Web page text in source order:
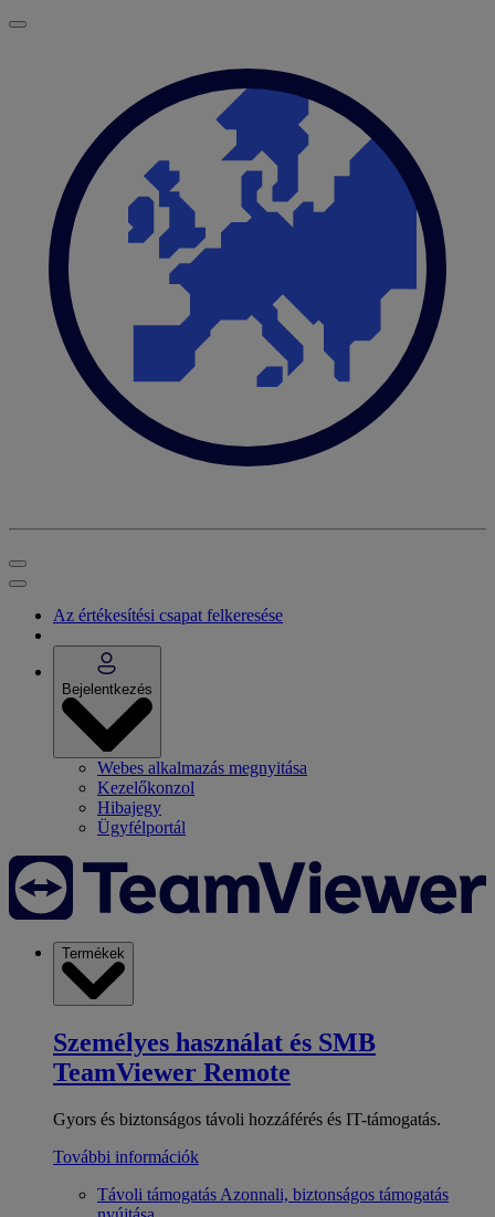
Az értékesítési csapat felkeresése
Bejelentkezés
Webes alkalmazás megnyitása
Kezelőkonzol
Hibajegy
Ügyfélportál
Termékek
Személyes használat és SMB
TeamViewer Remote
Gyors és biztonságos távoli hozzáférés és IT-támogatás.
További információk
Távoli támogatás Azonnali, biztonságos támogatás